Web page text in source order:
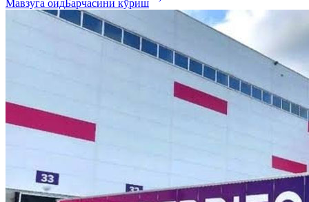
Мавзуга оидБарчасини кўриш